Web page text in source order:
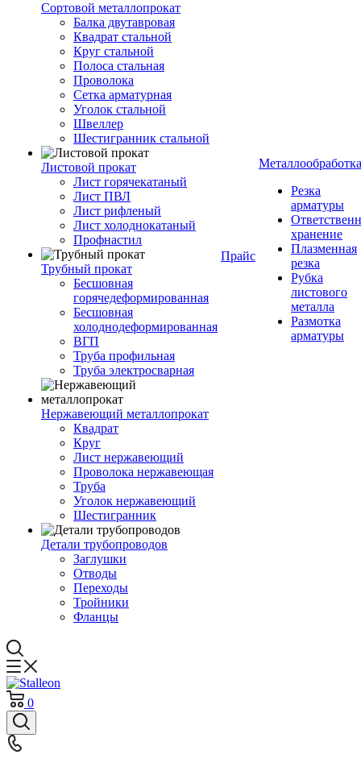
Сортовой металлопрокат
Балка двутавровая
Квадрат стальной
Круг стальной
Полоса стальная
Проволока
Сетка арматурная
Уголок стальной
Швеллер
Шестигранник стальной
Листовой прокат
Лист горячекатаный
Лист ПВЛ
Лист рифленый
Лист холоднокатаный
Профнастил
Трубный прокат
Бесшовная
горячедеформированная
Бесшовная
холоднодеформированная
ВГП
Труба профильная
Труба электросварная
Нержавеющий металлопрокат
Квадрат
Круг
Лист нержавеющий
Проволока нержавеющая
Труба
Уголок нержавеющий
Шестигранник
Детали трубопроводов
Заглушки
Отводы
Переходы
Тройники
Фланцы
Прайс
Металлообработка
Резка
арматуры
хранение
Плазменная
резка
Рубка
листового
металла
Размотка
арматуры
0